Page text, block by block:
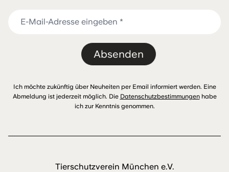
Tierschutzverein München e.V.
Absenden
Ich möchte zukünftig über Neuheiten per Email informiert werden. Eine
Abmeldung ist jederzeit möglich. Die Datenschutzbestimmungenhabe
ich zur Kenntnis genommen.